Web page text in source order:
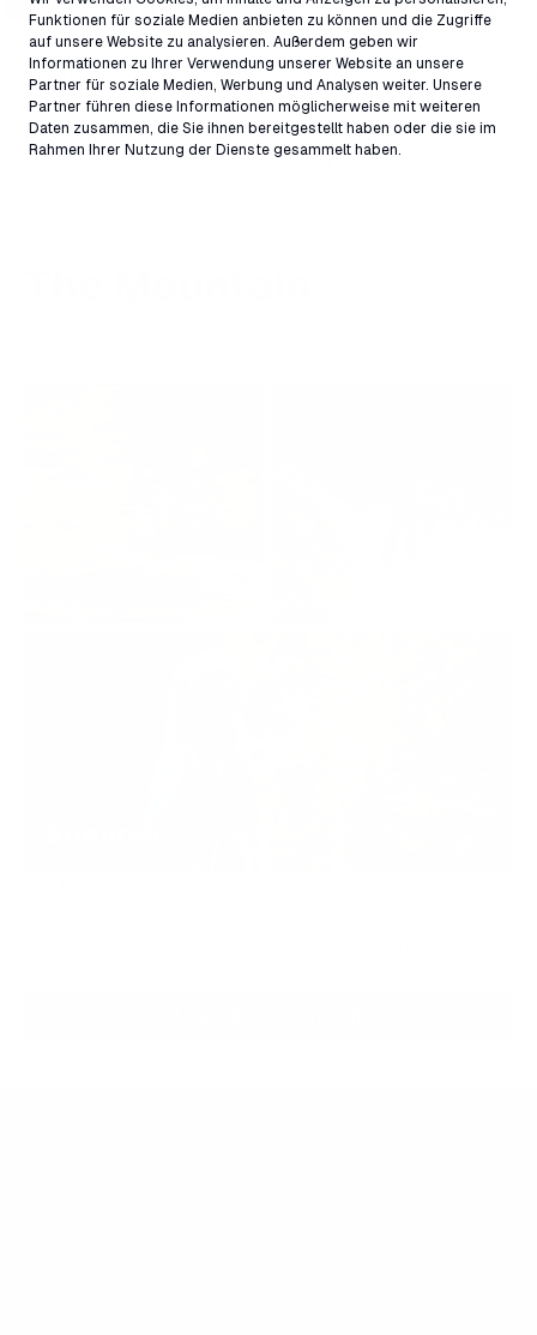
Funktionen für soziale Medien anbieten zu können und die Zugriffe
auf unsere Website zu analysieren. Außerdem geben wir
Informationen zu Ihrer Verwendung unserer Website an unsere
Partner für soziale Medien, Werbung und Analysen weiter. Unsere
Partner führen diese Informationen möglicherweise mit weiteren
Daten zusammen, die Sie ihnen bereitgestellt haben oder die sie im
Rahmen Ihrer Nutzung der Dienste gesammelt haben.
Entertainment von früh bis spät
- ob sportlich, musikalisch oder
kulturell. In LAAX wird dir auch
abseits des Schnees garantiert
Finde die passende
für deinen Aufenthalt.
rocksresort und das
liegen direkt an der